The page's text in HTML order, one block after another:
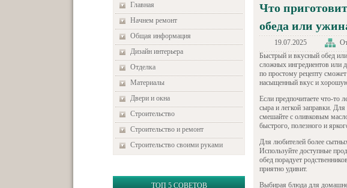
Главная
Начнем ремонт
Общая информация
Дизайн интерьера
Отделка
Материалы
Двери и окна
Строительство
Строительство и ремонт
Строительство своими руками
ТОП 5 СОВЕТОВ
Что
обеда или
19.07.2025
Быстрый и вкусный обед
сложных ингредиентов или
по простому рецепту
насыщенный вкус и
Если предпочитаете что-то
сыра и легкой заправки.
смешайте с оливковым
быстрого, полезного и
Для любителей более
Используйте доступные
обед порадует
приятно удивит.
Выбирая блюда для